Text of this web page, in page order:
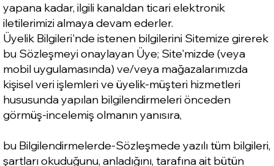
yapana kadar, ilgili kanaldan ticari elektronik
iletilerimizi almaya devam ederler.
Üyelik Bilgileri'nde istenen bilgilerini Sitemize girerek
bu Sözleşmeyi onaylayan Üye; Site'mizde (veya
mobil uygulamasında) ve/veya mağazalarımızda
kişisel veri işlemleri ve üyelik-müşteri hizmetleri
hususunda yapılan bilgilendirmeleri önceden
görmüş-incelemiş olmanın yanısıra,
bu Bilgilendirmelerde-Sözleşmede yazılı tüm bilgileri,
şartları okuduğunu, anladığını, tarafına ait bütün